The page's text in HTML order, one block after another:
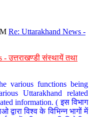
Re: Uttarakhand News -
उत्तराखण्डी संस्थायें तथा
various functions being
Uttarakhand related
information. ( इस विभाग
विश्व के विभिन्न भागों में